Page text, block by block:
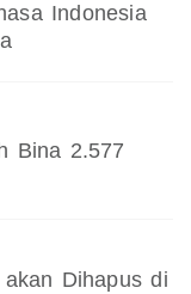
Indonesia
Bina 2.577
Dihapus di